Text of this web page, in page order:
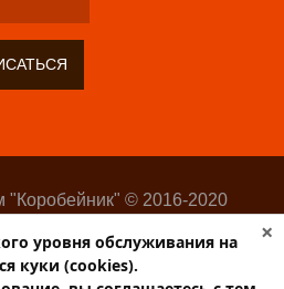
© 2016-2020
изделий
студия Websilon
×
уровня обслуживания на
куки (cookies).